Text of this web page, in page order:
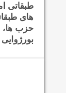
طبقاتی
های
حزب